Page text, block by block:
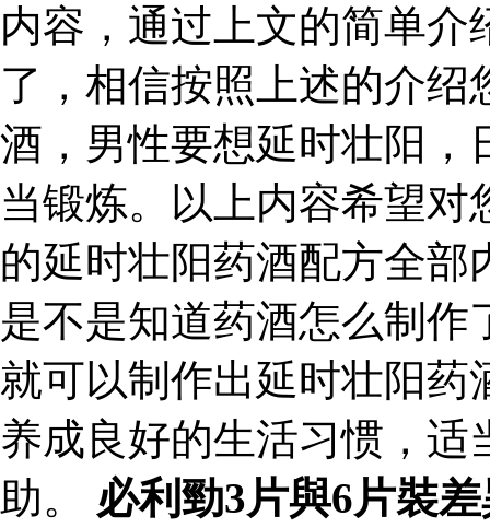
内容，通过上文的简单
了，相信按照上述的介
酒，男性要想延时壮阳，
当锻炼。以上内容希望
的延时壮阳药酒配方全
是不是知道药酒怎么制
就可以制作出延时壮阳药
养成良好的生活习惯，
助。 必利勁3片與6片裝